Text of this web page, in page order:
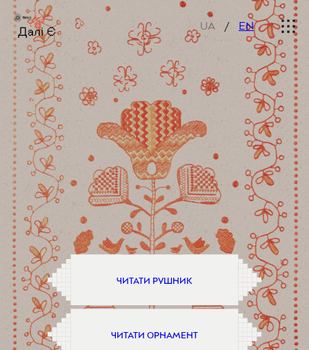
UA / EN
НОВИНИ
СТВОРЕННЯ РУШНИКІВ
ПАРТНЕРИ
НА САЙТ ДАЛІ Є
ЧИТАТИ РУШНИК
ЧИТАТИ ОРНАМЕНТ